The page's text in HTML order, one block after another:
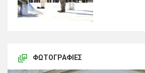
ΦΩΤΟΓΡΑΦΊΕΣ